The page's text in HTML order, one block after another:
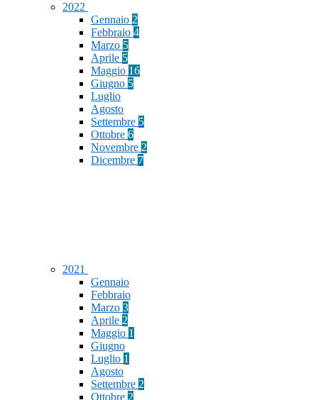
2022
Gennaio 2
Febbraio 4
Marzo 5
Aprile 5
Maggio 16
Giugno 5
Luglio
Agosto
Settembre 5
Ottobre 6
Novembre 2
Dicembre 7
2021
Gennaio
Febbraio
Marzo 3
Aprile 2
Maggio 1
Giugno
Luglio 1
Agosto
Settembre 2
Ottobre 2